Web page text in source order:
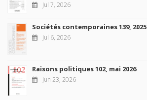
Jul 7, 2026
Sociétés contemporaines 139, 2025
Jul 6, 2026
Raisons politiques 102, mai 2026
Jun 23, 2026